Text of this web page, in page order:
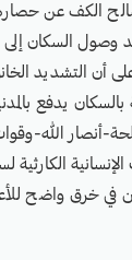
الكف عن
السكان إلى
أن التشديد
بالسكان يدفع
أنصار الله-
الكارثية
في خرق واضح